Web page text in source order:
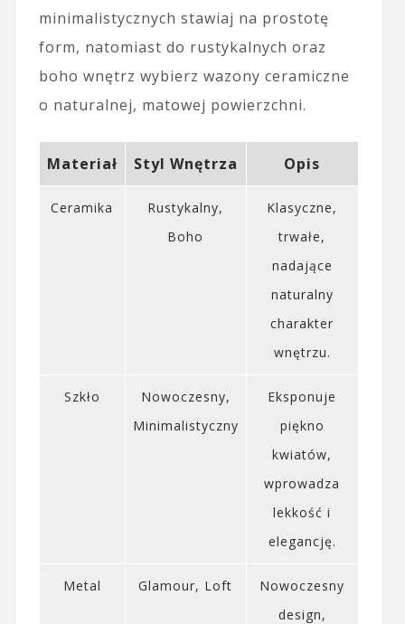
minimalistycznych stawiaj na prostotę
form, natomiast do rustykalnych oraz
boho wnętrz wybierz wazony ceramiczne
o naturalnej, matowej powierzchni.
Materiał Styl Wnętrza Opis
Ceramika
Rustykalny,
Boho
Klasyczne,
trwałe,
nadające
naturalny
charakter
wnętrzu.
Szkło
Nowoczesny,
Minimalistyczny
Eksponuje
piękno
kwiatów,
wprowadza
lekkość i
elegancję.
Metal Glamour, Loft
Nowoczesny
design,